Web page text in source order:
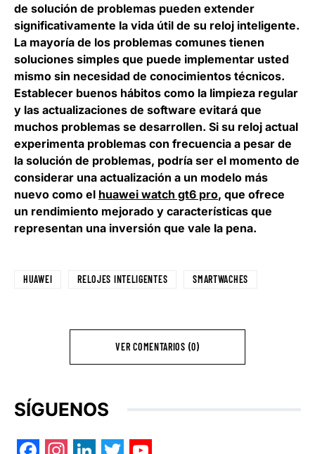
de solución de problemas pueden extender
significativamente la vida útil de su reloj inteligente.
La mayoría de los problemas comunes tienen
soluciones simples que puede implementar usted
mismo sin necesidad de conocimientos técnicos.
Establecer buenos hábitos como la limpieza regular
y las actualizaciones de software evitará que
muchos problemas se desarrollen. Si su reloj actual
experimenta problemas con frecuencia a pesar de
la solución de problemas, podría ser el momento de
considerar una actualización a un modelo más
nuevo como el huawei watch gt6 pro, que ofrece
un rendimiento mejorado y características que
representan una inversión que vale la pena.
HUAWEI RELOJES INTELIGENTES SMARTWACHES
VER COMENTARIOS (0)
SÍGUENOS